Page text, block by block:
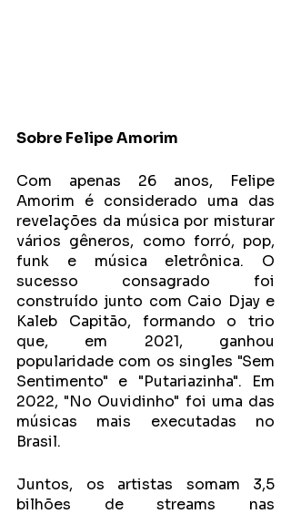
Sobre Felipe Amorim
Com apenas 26 anos, Felipe
Amorim é considerado uma das
revelações da música por misturar
vários gêneros, como forró, pop,
funk e música eletrônica. O
sucesso consagrado foi
construído junto com Caio Djay e
Kaleb Capitão, formando o trio
que, em 2021, ganhou
popularidade com os singles "Sem
Sentimento" e "Putariazinha". Em
2022, "No Ouvidinho" foi uma das
músicas mais executadas no
Brasil.
Juntos, os artistas somam 3,5
bilhões de streams nas